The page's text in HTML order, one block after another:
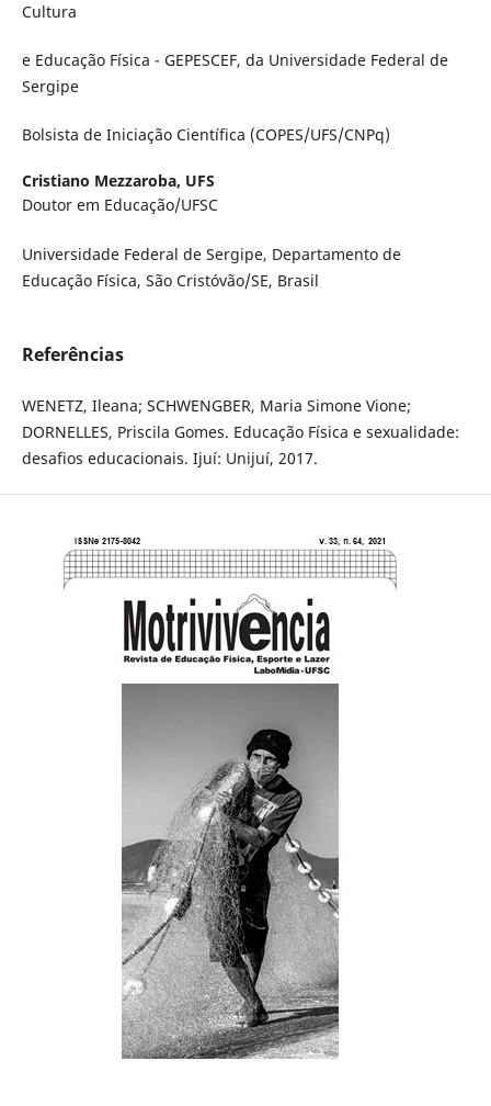
Cultura
e Educação Física - GEPESCEF, da Universidade Federal de
Sergipe
Bolsista de Iniciação Científica (COPES/UFS/CNPq)
Cristiano Mezzaroba, UFS
Doutor em Educação/UFSC
Universidade Federal de Sergipe, Departamento de
Educação Física, São Cristóvão/SE, Brasil
Referências
WENETZ, Ileana; SCHWENGBER, Maria Simone Vione;
DORNELLES, Priscila Gomes. Educação Física e sexualidade:
desafios educacionais. Ijuí: Unijuí, 2017.